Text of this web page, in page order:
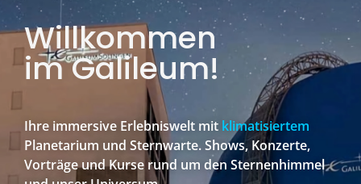
Willkommen
im Galileum!
Ihre immersive Erlebniswelt mit klimatisiertem
Planetarium und Sternwarte. Shows, Konzerte,
Vorträge und Kurse rund um den Sternenhimmel